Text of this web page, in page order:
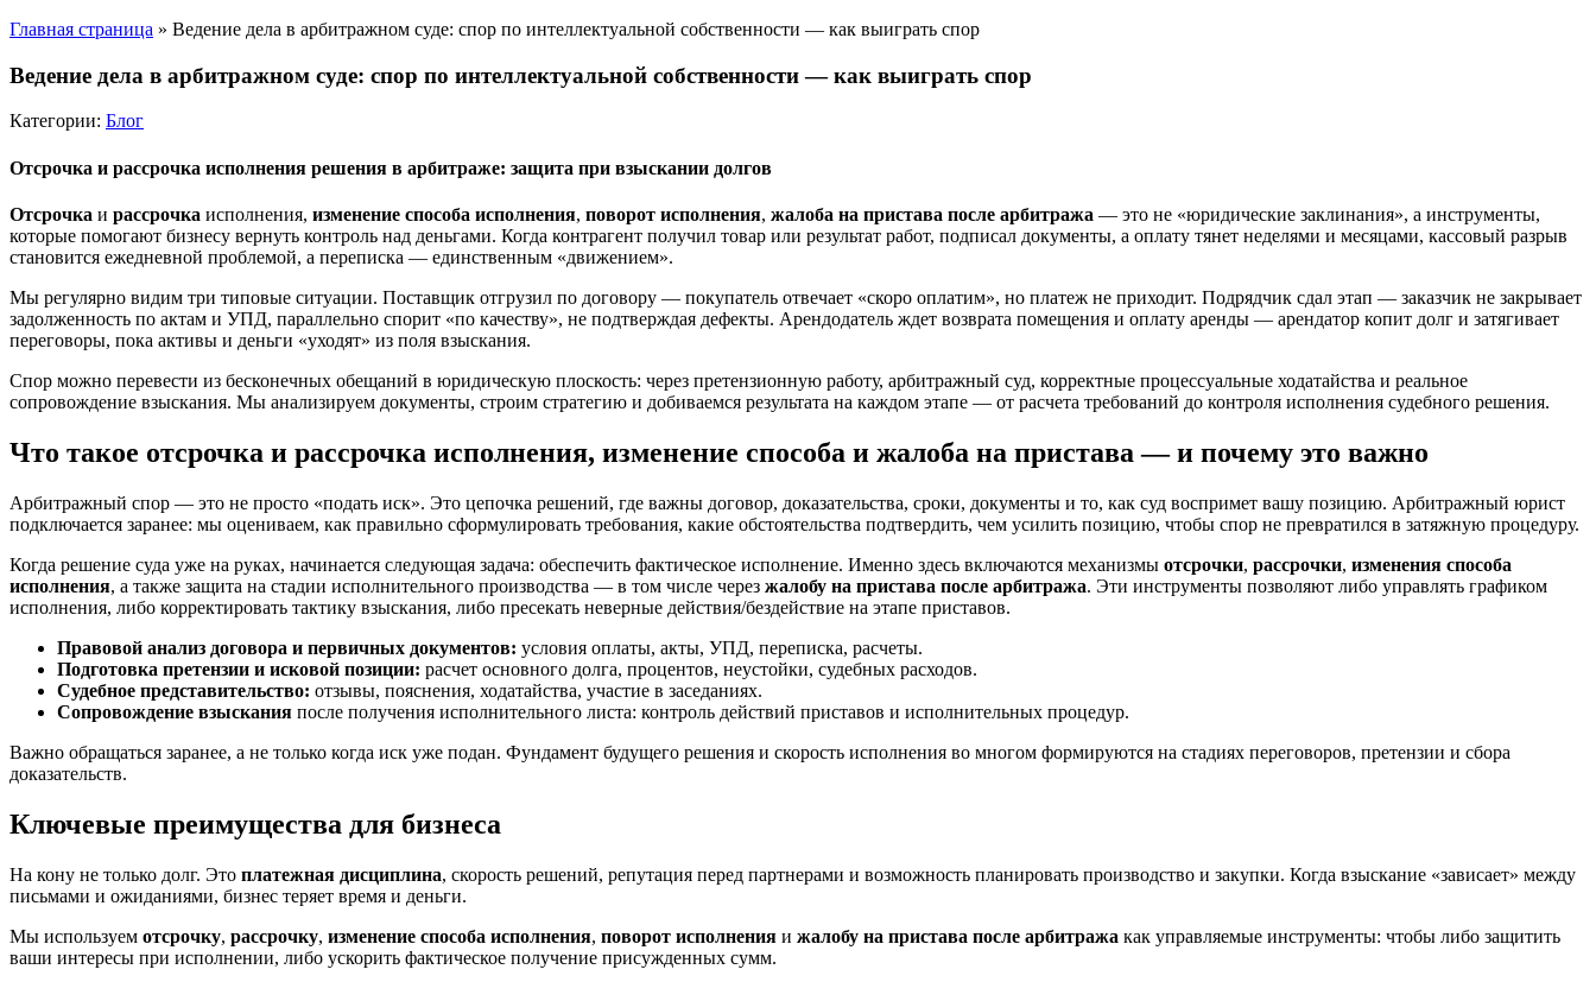
Главная страница » Ведение дела в арбитражном суде: спор по интеллектуальной собственности — как выиграть спор
Ведение дела в арбитражном суде: спор по интеллектуальной собственности — как выиграть спор
Категории: Блог
Отсрочка и рассрочка исполнения решения в арбитраже: защита при взыскании долгов
Отсрочка и рассрочка исполнения, изменение способа исполнения, поворот исполнения, жалоба на пристава после арбитража — это не «юридические заклинания», а инструменты,
которые помогают бизнесу вернуть контроль над деньгами. Когда контрагент получил товар или результат работ, подписал документы, а оплату тянет неделями и месяцами, кассовый разрыв
становится ежедневной проблемой, а переписка — единственным «движением».
Мы регулярно видим три типовые ситуации. Поставщик отгрузил по договору — покупатель отвечает «скоро оплатим», но платеж не приходит. Подрядчик сдал этап — заказчик не закрывает
задолженность по актам и УПД, параллельно спорит «по качеству», не подтверждая дефекты. Арендодатель ждет возврата помещения и оплату аренды — арендатор копит долг и затягивает
переговоры, пока активы и деньги «уходят» из поля взыскания.
Спор можно перевести из бесконечных обещаний в юридическую плоскость: через претензионную работу, арбитражный суд, корректные процессуальные ходатайства и реальное
сопровождение взыскания. Мы анализируем документы, строим стратегию и добиваемся результата на каждом этапе — от расчета требований до контроля исполнения судебного решения.
Что такое отсрочка и рассрочка исполнения, изменение способа и жалоба на пристава — и почему это важно
Арбитражный спор — это не просто «подать иск». Это цепочка решений, где важны договор, доказательства, сроки, документы и то, как суд воспримет вашу позицию. Арбитражный юрист
подключается заранее: мы оцениваем, как правильно сформулировать требования, какие обстоятельства подтвердить, чем усилить позицию, чтобы спор не превратился в затяжную процедуру.
Когда решение суда уже на руках, начинается следующая задача: обеспечить фактическое исполнение. Именно здесь включаются механизмы отсрочки, рассрочки, изменения способа
исполнения, а также защита на стадии исполнительного производства — в том числе через жалобу на пристава после арбитража. Эти инструменты позволяют либо управлять графиком
исполнения, либо корректировать тактику взыскания, либо пресекать неверные действия/бездействие на этапе приставов.
Правовой анализ договора и первичных документов: условия оплаты, акты, УПД, переписка, расчеты.
Подготовка претензии и исковой позиции: расчет основного долга, процентов, неустойки, судебных расходов.
Судебное представительство: отзывы, пояснения, ходатайства, участие в заседаниях.
Сопровождение взыскания после получения исполнительного листа: контроль действий приставов и исполнительных процедур.
Важно обращаться заранее, а не только когда иск уже подан. Фундамент будущего решения и скорость исполнения во многом формируются на стадиях переговоров, претензии и сбора
доказательств.
Ключевые преимущества для бизнеса
На кону не только долг. Это платежная дисциплина, скорость решений, репутация перед партнерами и возможность планировать производство и закупки. Когда взыскание «зависает» между
письмами и ожиданиями, бизнес теряет время и деньги.
Мы используем отсрочку, рассрочку, изменение способа исполнения, поворот исполнения и жалобу на пристава после арбитража как управляемые инструменты: чтобы либо защитить
ваши интересы при исполнении, либо ускорить фактическое получение присужденных сумм.